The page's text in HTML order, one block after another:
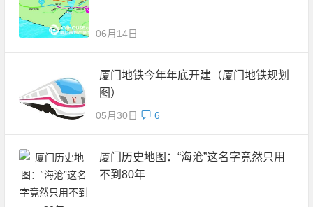
06月14日
厦门地铁今年年底开建（厦门地铁规划
图）
05月30日 6
厦门历史地图：“海沧”这名字竟然只用
不到80年